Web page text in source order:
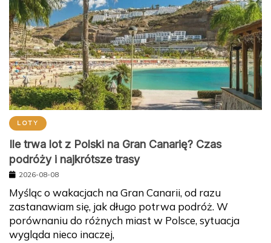
LOTY
Ile trwa lot z Polski na Gran Canarię? Czas
podróży i najkrótsze trasy
2026-08-08
Myśląc o wakacjach na Gran Canarii, od razu
zastanawiam się, jak długo potrwa podróż. W
porównaniu do różnych miast w Polsce, sytuacja
wygląda nieco inaczej,